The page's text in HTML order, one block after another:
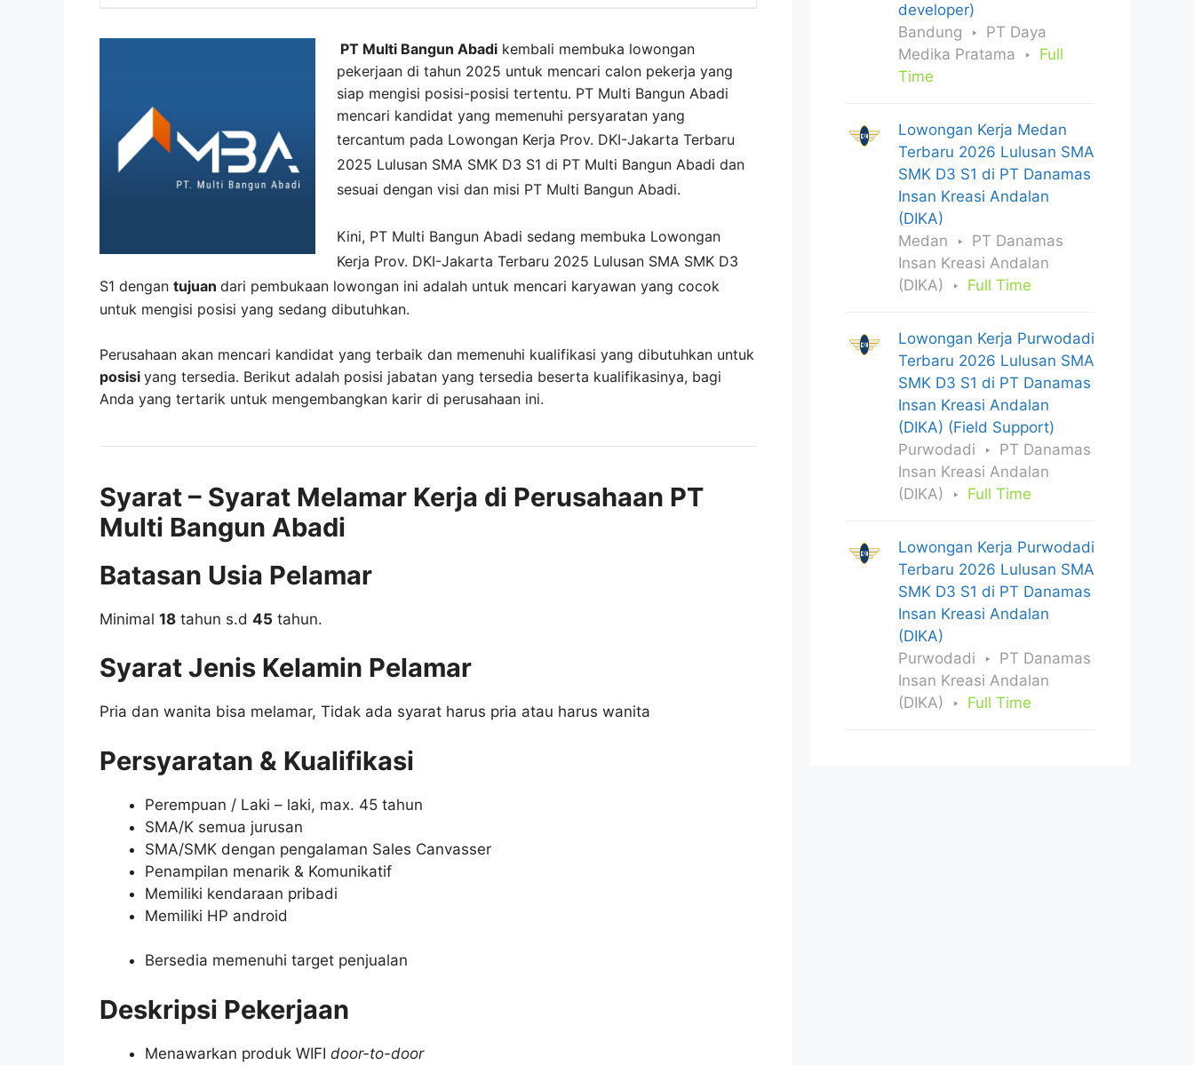
PT Multi Bangun Abadi kembali membuka lowongan
pekerjaan di tahun 2025 untuk mencari calon pekerja yang
siap mengisi posisi-posisi tertentu. PT Multi Bangun Abadi
mencari kandidat yang memenuhi persyaratan yang
tercantum pada Lowongan Kerja Prov. DKI-Jakarta Terbaru
2025 Lulusan SMA SMK D3 S1 di PT Multi Bangun Abadi dan
sesuai dengan visi dan misi PT Multi Bangun Abadi.
Kini, PT Multi Bangun Abadi sedang membuka Lowongan
Kerja Prov. DKI-Jakarta Terbaru 2025 Lulusan SMA SMK D3
S1 dengan tujuan dari pembukaan lowongan ini adalah untuk mencari karyawan yang cocok
untuk mengisi posisi yang sedang dibutuhkan.
Perusahaan akan mencari kandidat yang terbaik dan memenuhi kualifikasi yang dibutuhkan untuk
posisi yang tersedia. Berikut adalah posisi jabatan yang tersedia beserta kualifikasinya, bagi
Anda yang tertarik untuk mengembangkan karir di perusahaan ini.
Syarat – Syarat Melamar Kerja di Perusahaan PT
Multi Bangun Abadi
Batasan Usia Pelamar
Minimal 18 tahun s.d 45 tahun.
Syarat Jenis Kelamin Pelamar
Pria dan wanita bisa melamar, Tidak ada syarat harus pria atau harus wanita
Persyaratan & Kualifikasi
Perempuan / Laki – laki, max. 45 tahun
SMA/K semua jurusan
SMA/SMK dengan pengalaman Sales Canvasser
Penampilan menarik & Komunikatif
Memiliki kendaraan pribadi
Memiliki HP android
Bersedia memenuhi target penjualan
Deskripsi Pekerjaan
Menawarkan produk WIFI door-to-door
developer)
Bandung
PT Daya
Medika Pratama
Full
Time
Lowongan Kerja Medan
Terbaru 2026 Lulusan SMA
SMK D3 S1 di PT Danamas
Insan Kreasi Andalan
(DIKA)
Medan
PT Danamas
Insan Kreasi Andalan
(DIKA)
Full Time
Lowongan Kerja Purwodadi
Terbaru 2026 Lulusan SMA
SMK D3 S1 di PT Danamas
Insan Kreasi Andalan
(DIKA) (Field Support)
Purwodadi
PT Danamas
Insan Kreasi Andalan
(DIKA)
Full Time
Lowongan Kerja Purwodadi
Terbaru 2026 Lulusan SMA
SMK D3 S1 di PT Danamas
Insan Kreasi Andalan
(DIKA)
Purwodadi
PT Danamas
Insan Kreasi Andalan
(DIKA)
Full Time